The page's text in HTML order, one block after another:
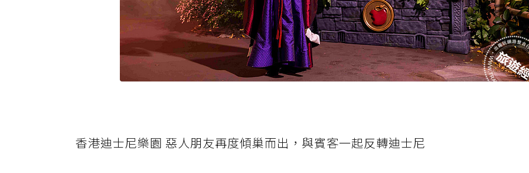
香港迪士尼樂園 惡人朋友再度傾巢而出，與賓客一起反轉迪士尼